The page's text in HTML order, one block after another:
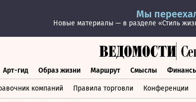
Мы
Новые материалы — в разделе «Стиль
Арт-гид Образ жизни Маршрут Смыслы
компаний Правила торговли Конференции
Арт-гид Образ жизни Маршрут Смыслы